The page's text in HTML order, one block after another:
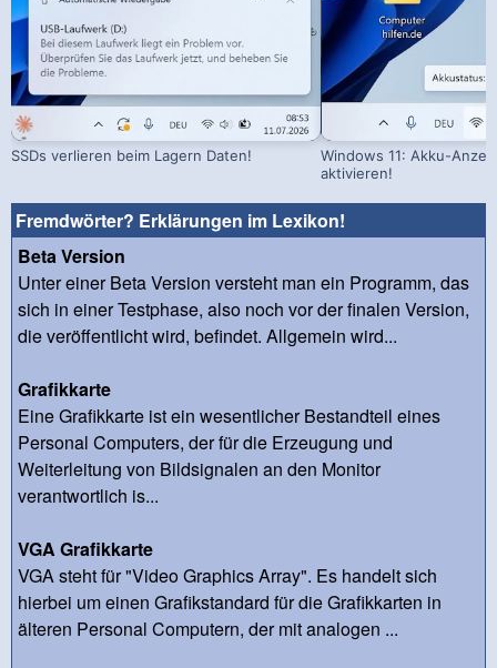
SSDs verlieren beim Lagern Daten!
Windows 11: Akku-
aktivieren!
Fremdwörter? Erklärungen im Lexikon!
Beta Version
Unter einer Beta Version versteht man ein Programm, das
sich in einer Testphase, also noch vor der finalen Version,
die veröffentlicht wird, befindet. Allgemein wird...
Grafikkarte
Eine Grafikkarte ist ein wesentlicher Bestandteil eines
Personal Computers, der für die Erzeugung und
Weiterleitung von Bildsignalen an den Monitor
verantwortlich is...
VGA Grafikkarte
VGA steht für "Video Graphics Array". Es handelt sich
hierbei um einen Grafikstandard für die Grafikkarten in
älteren Personal Computern, der mit analogen ...